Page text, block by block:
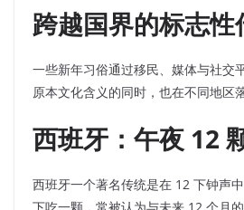
跨越国界的标志性
一些新年习俗通过移民、媒体与社交
原本文化含义的同时，也在不同地区
西班牙：午夜 12
西班牙一个著名传统是在 12 下钟声
下吃一颗，常被认为与未来 12 个月